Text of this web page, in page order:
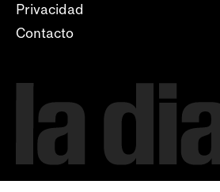
Privacidad
Contacto